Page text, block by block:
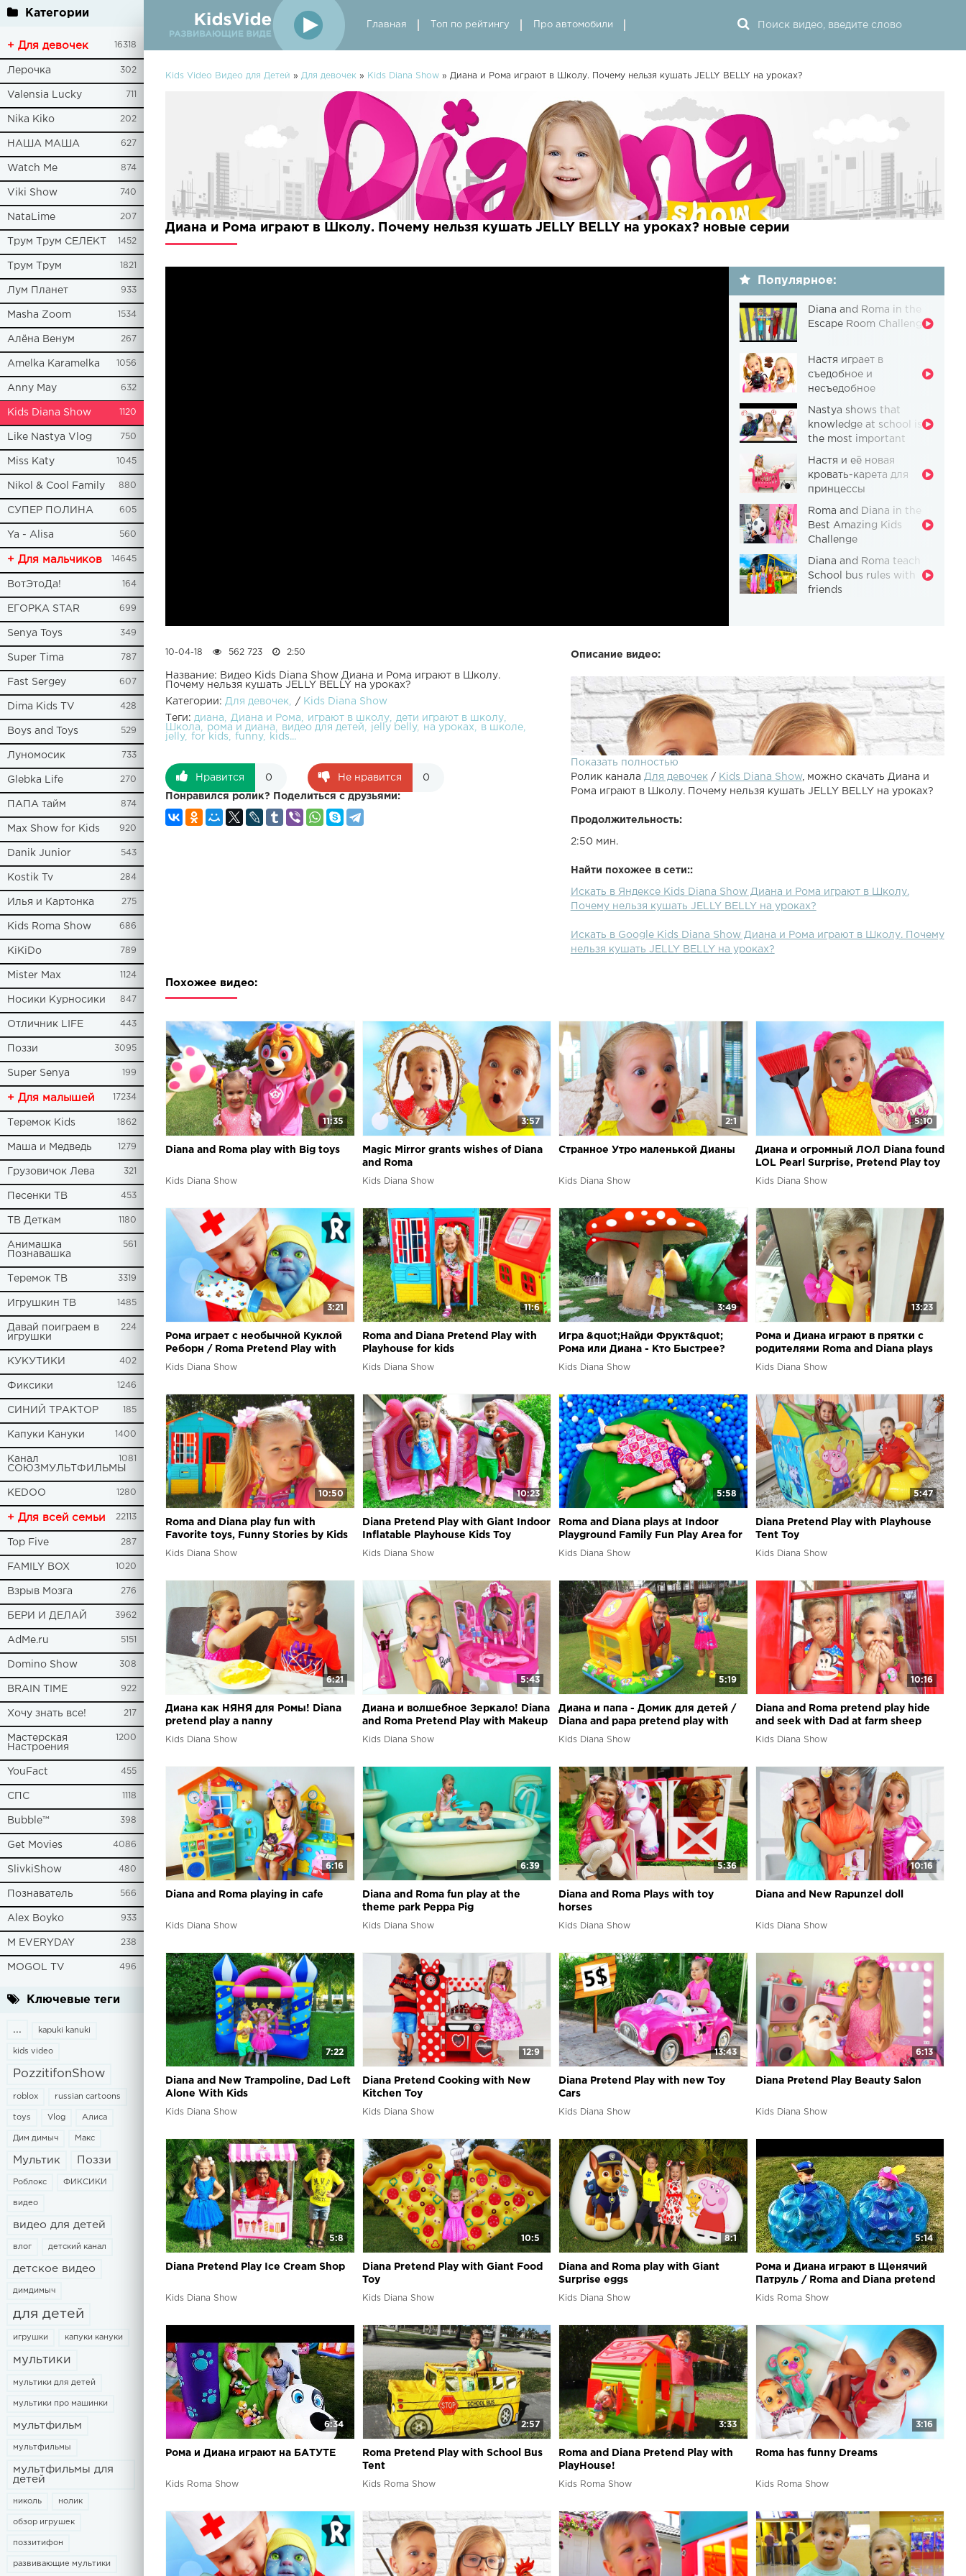
Категории
+ Для девочек 16318
Лерочка 302
Valensia Lucky 711
Nika Kiko 202
НАША МАША 627
Watch Me 874
Viki Show 740
NataLime 207
Трум Трум СЕЛЕКТ 1452
Трум Трум 1821
Лум Планет 933
Masha Zoom 1534
Алёна Венум 267
Amelka Karamelka 1056
Anny May 632
Kids Diana Show 1120
Like Nastya Vlog 750
Miss Katy 1045
Nikol & Cool Family 880
СУПЕР ПОЛИНА 605
Ya - Alisa 560
+ Для мальчиков 14645
ВотЭтоДа! 164
ЕГОРКА STAR 699
Senya Toys 349
Super Tima 787
Fast Sergey 607
Dima Kids TV 428
Boys and Toys 529
Луномосик 733
Glebka Life 270
ПАПА тайм 874
Max Show for Kids 920
Danik Junior 543
Kostik Tv 284
Илья и Картонка 275
Kids Roma Show 686
KiKiDo 789
Mister Max 1124
Носики Курносики 847
Отличник LIFE 443
Поззи 3095
Super Senya 199
+ Для малышей 17234
Теремок Kids 1862
Маша и Медведь 1279
Грузовичок Лева 321
Песенки ТВ 453
ТВ Деткам 1180
Анимашка
Познавашка
561
Теремок ТВ 3319
Игрушкин ТВ 1485
Давай поиграем в
игрушки
224
КУКУТИКИ 402
Фиксики 1246
СИНИЙ ТРАКТОР 185
Капуки Кануки 1400
Канал
СОЮЗМУЛЬТФИЛЬМЫ
1081
KEDOO 1280
+ Для всей семьи 22113
Top Five 287
FAMILY BOX 1020
Взрыв Мозга 276
БЕРИ И ДЕЛАЙ 3962
AdMe.ru 5151
Domino Show 308
BRAIN TIME 922
Хочу знать все! 217
Мастерская
Настроения
1200
YouFact 455
СПС 1118
Bubble™ 398
Get Movies 4086
SlivkiShow 480
Познаватель 566
Alex Boyko 933
M EVERYDAY 238
MOGOL TV 496
Ключевые теги
... kapuki kanuki
kids video
PozzitifonShow
roblox russian cartoons
toys Vlog Алиса
Дим димыч Макс
Мультик Поззи
Роблокс ФИКСИКИ
видео
видео для детей
влог детский канал
детское видео
димдимыч
для детей
игрушки капуки кануки
мультики
мультики для детей
мультики про машинки
мультфильм
мультфильмы
мультфильмы для
детей
николь нолик
обзор игрушек
поззитифон
развивающие мультики
Главная Топ по рейтингу Про автомобили
Kids Video Видео для Детей » Для девочек » Kids Diana Show » Диана и Рома играют в Школу. Почему нельзя кушать JELLY BELLY на уроках?
Диана и Рома играют в Школу. Почему нельзя кушать JELLY BELLY на уроках? новые серии
Популярное:
Diana and Roma in the
Escape Room Challenge
Настя играет в
съедобное и
несъедобное
Nastya shows that
knowledge at school is
the most important
Настя и её новая
кровать-карета для
принцессы
Roma and Diana in the
Best Amazing Kids
Challenge
Diana and Roma teach
School bus rules with
friends
Описание видео:
Дети Диана и Рома играют в Школу. Рома кушал jelly belly на уроках и с
BELLY на уроках? Ответ в этом забавном видео для детей!Diana and
Roma pretend play school. Funny video for kidsInstagram Дианы:
Показать полностью
Ролик канала Для девочек/ Kids Diana Show, можно скачать Диана и
Рома играют в Школу. Почему нельзя кушать JELLY BELLY на уроках?
Продолжительность:
2:50 мин.
Найти похожее в сети::
Искать в Яндексе Kids Diana Show Диана и Рома играют в Школу.
Почему нельзя кушать JELLY BELLY на уроках?
Искать в Google Kids Diana Show Диана и Рома играют в Школу. Почему
нельзя кушать JELLY BELLY на уроках?
10-04-18 562 723 2:50
Название: Видео Kids Diana Show Диана и Рома играют в Школу.
Почему нельзя кушать JELLY BELLY на уроках?
Категории: Для девочек / Kids Diana Show
Теги: диана Диана и Рома играют в школу
дети играют в школу
Школа
рома и диана видео для детей jelly belly на уроках
в школе
jelly
for kids funny kids...
Нравится 0 Не нравится 0
Понравился ролик? Поделиться с друзьями:
Похожее видео:
11:35
Diana and Roma play with Big toys
Kids Diana Show
3:57
Magic Mirror grants wishes of Diana
and Roma
Kids Diana Show
2:1
Странное Утро маленькой Дианы
Kids Diana Show
5:10
Диана и огромный ЛОЛ Diana found
LOL Pearl Surprise, Pretend Play toy
for kids
Kids Diana Show
3:21
Рома играет с необычной Куклой
Реборн / Roma Pretend Play with
unusual Baby Doll
Kids Diana Show
11:6
Roma and Diana Pretend Play with
Playhouse for kids
Kids Diana Show
3:49
Игра &quot;Найди Фрукт&quot;
Рома или Диана - Кто Быстрее?
Kids Diana Show
13:23
Рома и Диана играют в прятки с
родителями Roma and Diana plays
Hide and Seek in the Hotel
Kids Diana Show
10:50
Roma and Diana play fun with
Favorite toys, Funny Stories by Kids
Diana Show
Kids Diana Show
10:23
Diana Pretend Play with Giant Indoor
Inflatable Playhouse Kids Toy
Kids Diana Show
5:58
Roma and Diana plays at Indoor
Playground Family Fun Play Area for
Kids fun Play time
Kids Diana Show
5:47
Diana Pretend Play with Playhouse
Tent Toy
Kids Diana Show
6:21
Диана как НЯНЯ для Ромы! Diana
pretend play a nanny
Kids Diana Show
5:43
Диана и волшебное Зеркало! Diana
and Roma Pretend Play with Makeup
Play Table Toy
Kids Diana Show
5:19
Диана и папа - Домик для детей /
Diana and papa pretend play with
toy house
Kids Diana Show
10:16
Diana and Roma pretend play hide
and seek with Dad at farm sheep
Kids Diana Show
6:16
Diana and Roma playing in cafe
Kids Diana Show
6:39
Diana and Roma fun play at the
theme park Peppa Pig
Kids Diana Show
5:36
Diana and Roma Plays with toy
horses
Kids Diana Show
10:16
Diana and New Rapunzel doll
Kids Diana Show
7:22
Diana and New Trampoline, Dad Left
Alone With Kids
Kids Diana Show
12:9
Diana Pretend Cooking with New
Kitchen Toy
Kids Diana Show
13:43
Diana Pretend Play with new Toy
Cars
Kids Diana Show
6:13
Diana Pretend Play Beauty Salon
Kids Diana Show
5:8
Diana Pretend Play Ice Cream Shop
Kids Diana Show
10:5
Diana Pretend Play with Giant Food
Toy
Kids Diana Show
8:1
Diana and Roma play with Giant
Surprise eggs
Kids Diana Show
5:14
Рома и Диана играют в Щенячий
Патруль / Roma and Diana pretend
play in Paw Patrol costume
Kids Roma Show
6:34
Рома и Диана играют на БАТУТЕ
Kids Roma Show
2:57
Roma Pretend Play with School Bus
Tent
Kids Roma Show
3:33
Roma and Diana Pretend Play with
PlayHouse!
Kids Roma Show
3:16
Roma has funny Dreams
Kids Roma Show